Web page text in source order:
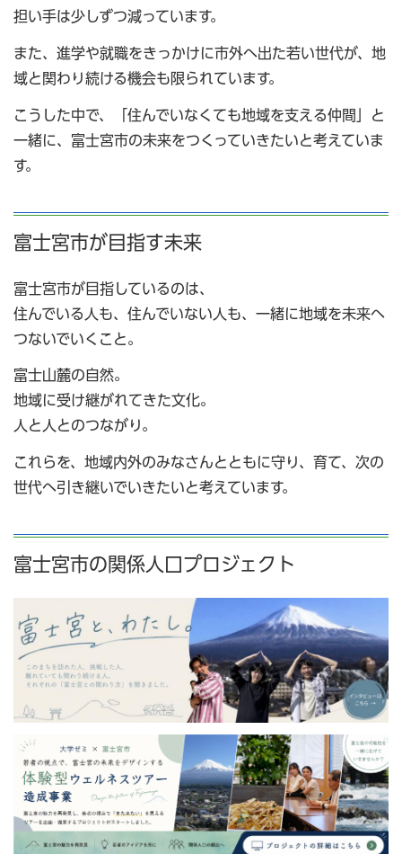
担い手は少しずつ減っています。
また、進学や就職をきっかけに市外へ出た若い世代が、地
域と関わり続ける機会も限られています。
こうした中で、「住んでいなくても地域を支える仲間」と
一緒に、富士宮市の未来をつくっていきたいと考えていま
す。
富士宮市が目指す未来
富士宮市が目指しているのは、
住んでいる人も、住んでいない人も、一緒に地域を未来へ
つないでいくこと。
富士山麓の自然。
地域に受け継がれてきた文化。
人と人とのつながり。
これらを、地域内外のみなさんとともに守り、育て、次の
世代へ引き継いでいきたいと考えています。
富士宮市の関係人口プロジェクト